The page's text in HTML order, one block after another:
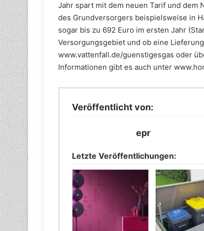
Jahr spart mit dem neuen Tarif und dem
des Grundversorgers beispielsweise in
sogar bis zu 692 Euro im ersten Jahr
Versorgungsgebiet und ob eine
www.vattenfall.de/guenstigesgas oder
Informationen gibt es auch unter
Veröffentlicht von:
epr
Letzte Veröffentlichungen: